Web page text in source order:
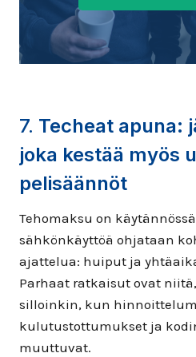
7. Techeat apuna:
joka kestää myös
pelisäännöt
Tehomaksu on
sähkönkäyttöä ohjataan
ajattelua: huiput ja
Parhaat ratkaisut ovat
silloinkin, kun
kulutustottumukset ja
muuttuvat.